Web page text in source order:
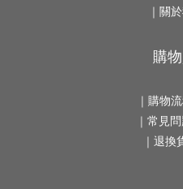
｜ 關
購
｜ 購物
｜ 常見
｜ 退換